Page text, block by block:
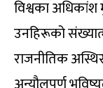
विश्वका
उनहिरूको
राजनीतिक